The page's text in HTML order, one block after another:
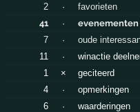
2
·
favorieten
41
·
7
·
oude
11
·
winactie
1
×
geciteerd
4
·
opmerkingen
6
·
waarderingen